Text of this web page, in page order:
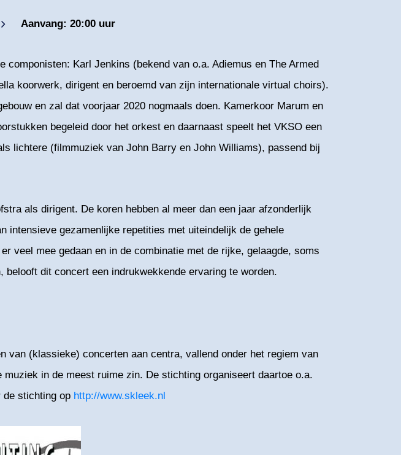
Aanvang: 20:00 uur
componisten: Karl Jenkins (bekend van o.a. Adiemus en The Armed
koorwerk, dirigent en beroemd van zijn internationale virtual choirs).
en zal dat voorjaar 2020 nogmaals doen. Kamerkoor Marum en
begeleid door het orkest en daarnaast speelt het VKSO een
lichtere (filmmuziek van John Barry en John Williams), passend bij
als dirigent. De koren hebben al meer dan een jaar afzonderlijk
intensieve gezamenlijke repetities met uiteindelijk de gehele
veel mee gedaan en in de combinatie met de rijke, gelaagde, soms
dit concert een indrukwekkende ervaring te worden.
van (klassieke) concerten aan centra, vallend onder het regiem van
in de meest ruime zin. De stichting organiseert daartoe o.a.
stichting op http://www.skleek.nl